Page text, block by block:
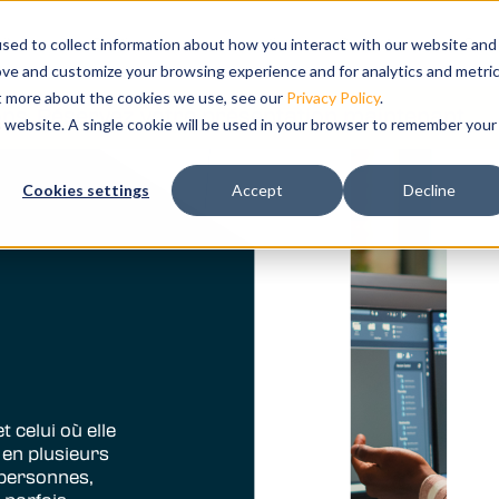
to collect information about how you interact with our website and
and customize your browsing experience and for analytics and
about the cookies we use, see our Privacy Policy.
A single cookie will be used in your browser to remember your
Cookies settings Accept Decline
submenu for Produits
vos
Show submenu for Solutions
Solutions Formation Show submenu for
Support
Réservez votre présentation maintenant
celui où elle
plusieurs